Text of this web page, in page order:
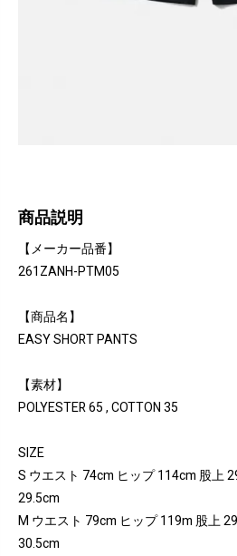
商品説明
【メーカー品番】
261ZANH-PTM05
【商品名】
EASY SHORT PANTS
【素材】
POLYESTER 65 , COTTON 35
SIZE
S ウエスト 74cm ヒップ 114cm 股上
29.5cm
M ウエスト 79cm ヒップ 119m 股上
30.5cm